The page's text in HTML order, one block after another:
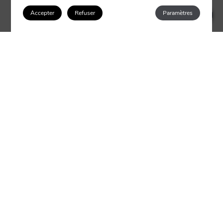
personnalités du monde politique, culturel et de la haute
société défilent dans ses salons, tandis que l’hôtel stimule le
Accepter Paramètres
Refuser
How can I help you? 1